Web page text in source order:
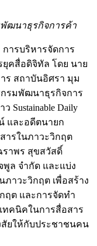
ฒนาธุรกิจการค้า
ารบริหารจัดการ
คสื่อดิจิทัล โดย นาย
ร สถาบันอิศรา มุม
รมพัฒนาธุรกิจการ
Sustainable Daily
และอดีตนายก
ารในภาวะวิกฤต
ราพร สุขสวัสดิ์
ล จำกัด และแบ่ง
าวะวิกฤต เพื่อสร้าง
ฤต และการจัดทำ
ทคนิคในการสื่อสาร
ยให้กับประชาชนคน